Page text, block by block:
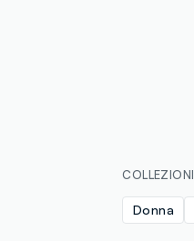
COLLEZIONI
Donna